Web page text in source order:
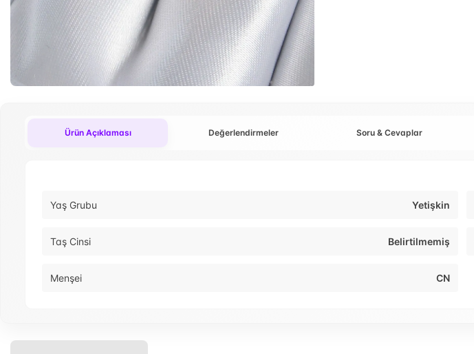
Ürün Açıklaması Değerlendirmeler Soru & Cevaplar
Yaş Grubu Yetişkin
Taş Cinsi Belirtilmemiş
Menşei CN